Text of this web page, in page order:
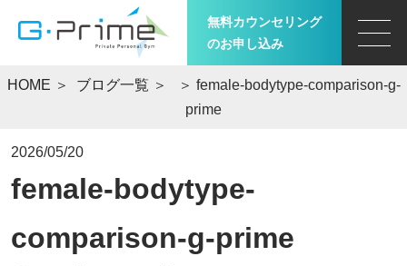
無料カウンセリング
のお申し込み
HOME ＞ ブログ一覧 ＞
＞ female-bodytype-comparison-g-
prime
2026/05/20
female-bodytype-
comparison-g-prime